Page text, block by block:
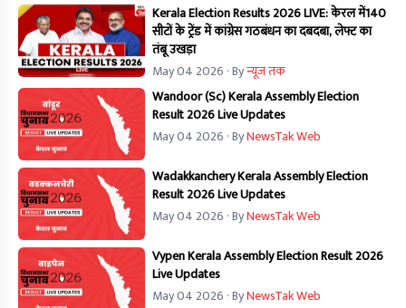
Kerala Election Results 2026 LIVE: केरल में140
सीटों के ट्रेंड में कांग्रेस गठबंधन का दबदबा, लेफ्ट का
तंबू उखड़ा
May 04 2026 · Byन्यूज तक
Wandoor (Sc) Kerala Assembly Election
Result 2026 Live Updates
May 04 2026 · ByNewsTak Web
Wadakkanchery Kerala Assembly Election
Result 2026 Live Updates
May 04 2026 · ByNewsTak Web
Vypen Kerala Assembly Election Result 2026
Live Updates
May 04 2026 · ByNewsTak Web